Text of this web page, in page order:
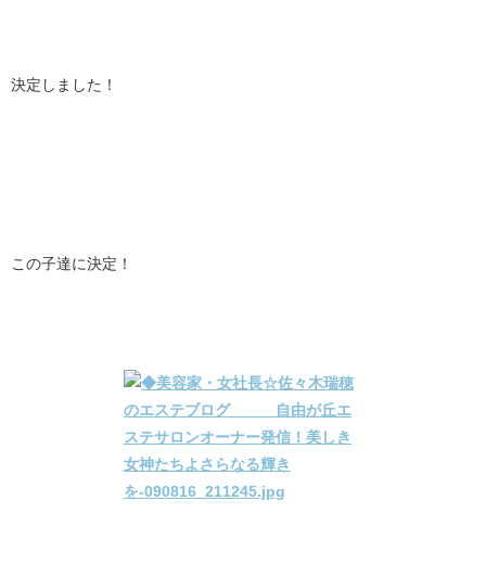
決定しました！
この子達に決定！